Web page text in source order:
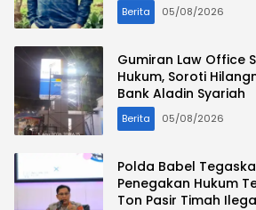
Berita 05/08/2026
Gumiran Law Office
Hukum, Soroti
Bank Aladin Syariah
Berita 05/08/2026
Polda Babel
Penegakan Hukum
Ton Pasir Timah